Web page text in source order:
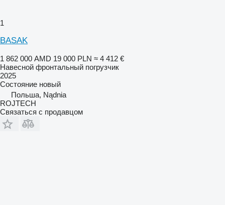
1
BASAK
1 862 000 AMD 19 000 PLN ≈ 4 412 €
Навесной фронтальный погрузчик
2025
Состояние новый
Польша, Nądnia
ROJTECH
Связаться с продавцом